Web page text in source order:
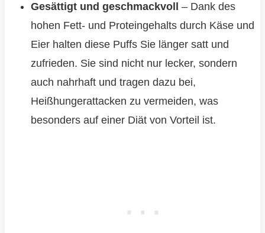
Gesättigt und geschmackvoll
– Dank des
hohen Fett- und Proteingehalts durch Käse und
Eier halten diese Puffs Sie länger satt und
zufrieden. Sie sind nicht nur lecker, sondern
auch nahrhaft und tragen dazu bei,
Heißhungerattacken zu vermeiden, was
besonders auf einer Diät von Vorteil ist.